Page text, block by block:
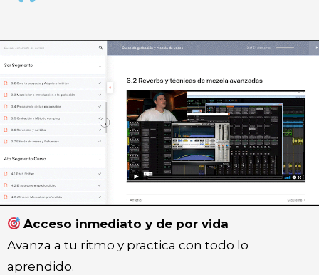
Acceso inmediato y de por vida
Avanza a tu ritmo y practica con todo lo
aprendido.